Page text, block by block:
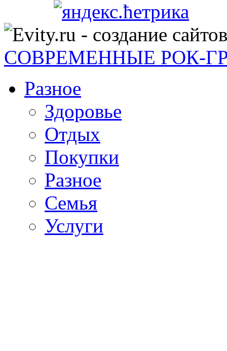
СОВРЕМЕННЫЕ РОК-
Разное
Здоровье
Отдых
Покупки
Разное
Семья
Услуги